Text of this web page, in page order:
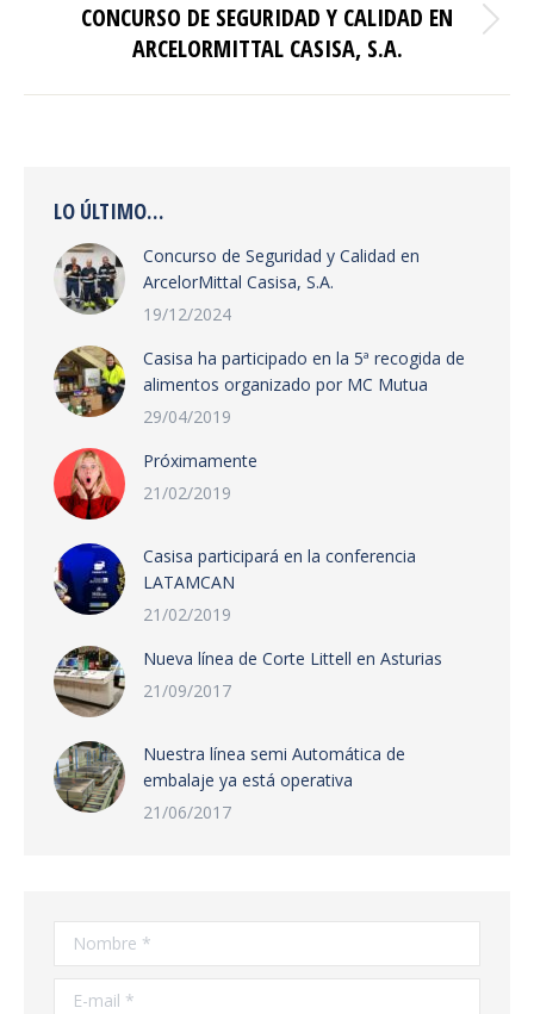
Publicación
siguiente:
CONCURSO DE SEGURIDAD Y CALIDAD EN
ARCELORMITTAL CASISA, S.A.
LO ÚLTIMO…
Concurso de Seguridad y Calidad en
ArcelorMittal Casisa, S.A.
19/12/2024
Casisa ha participado en la 5ª recogida de
alimentos organizado por MC Mutua
29/04/2019
Próximamente
21/02/2019
Casisa participará en la conferencia
LATAMCAN
21/02/2019
Nueva línea de Corte Littell en Asturias
21/09/2017
Nuestra línea semi Automática de
embalaje ya está operativa
21/06/2017
Nombre *
E-mail *